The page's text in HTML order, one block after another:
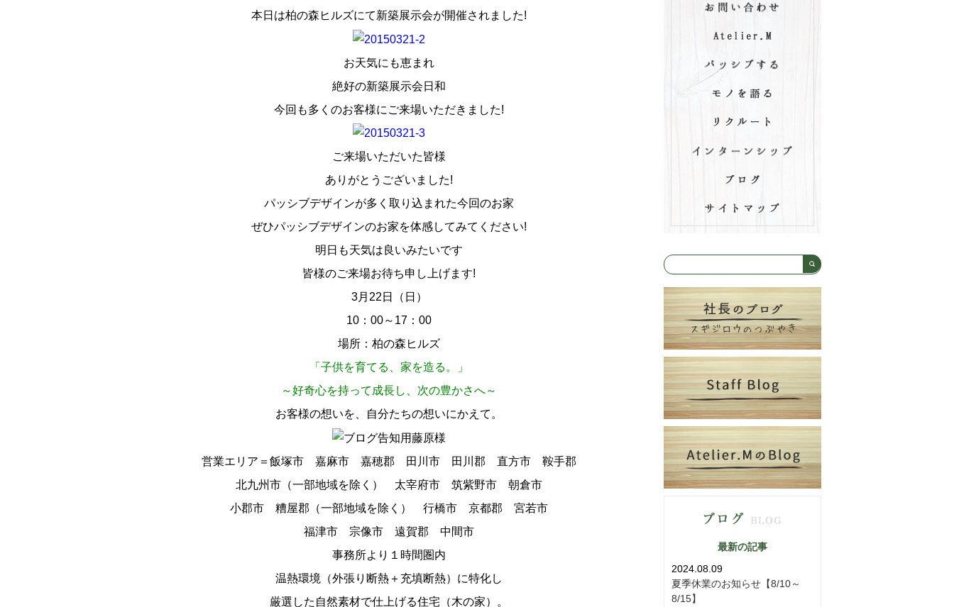
本日は柏の森ヒルズにて新築展示会が開催されました!
お天気にも恵まれ
絶好の新築展示会日和
今回も多くのお客様にご来場いただきました!
ご来場いただいた皆様
ありがとうございました!
パッシブデザインが多く取り込まれた今回のお家
ぜひパッシブデザインのお家を体感してみてください!
明日も天気は良いみたいです
皆様のご来場お待ち申し上げます!
3月22日（日）
10：00～17：00
場所：柏の森ヒルズ
「 子供を育てる、家を造る 。」
～好奇心を持って成長し、次の豊かさへ～
お客様の想いを、自分たちの想いにかえて。
営業エリア＝飯塚市 嘉麻市 嘉穂郡 田川市 田川郡 直方市 鞍手郡
北九州市（一部地域を除く） 太宰府市 筑紫野市 朝倉市
小郡市 糟屋郡（一部地域を除く） 行橋市 京都郡 宮若市
福津市 宗像市 遠賀郡 中間市
事務所より１時間圏内
温熱環境（外張り断熱＋充填断熱）に特化し
厳選した自然素材で仕上げる住宅（木の家）。
最新の記事
2024.08.09
夏季休業のお知らせ【8/10～
8/15】